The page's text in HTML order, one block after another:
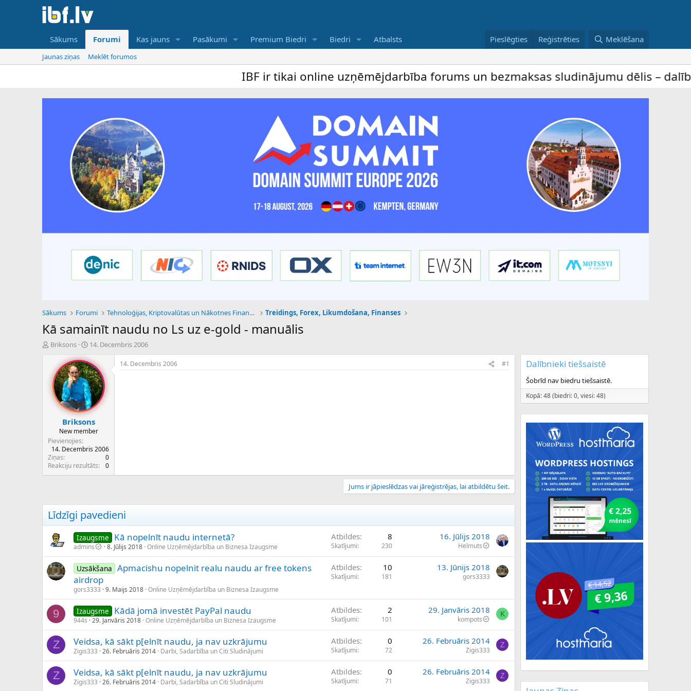
Sākums Forumi Kas jauns Pasākumi Premium Biedri Biedri Atbalsts Pieslēgties Reģistrēties Meklēšana
Jaunas ziņas Meklēt forumos
IBF ir tikai online uzņēmējdarbība forums un bezmaksas sludinājumu dēlis – dalība ir
Sākums Forumi Tehnoloģijas, Kriptovalūtas un Nākotnes Finanses Treidings, Forex, Likumdošana, Finanses
Kā samainīt naudu no Ls uz e-gold - manuālis
P
e
d
e
z
s
ā
c
ē
Briksons
S
k
u
m
a
d
a
u
m
s
14. Decembris 2006
Briksons
New member
Pievienojies
14. Decembris 2006
Ziņas
0
Reakciju rezultāts
0
14. Decembris 2006 #1
Jums ir jāpieslēdzas vai jāreģistrējas, lai atbildētu šeit.
Līdzīgi pavedieni
Izaugsme Kā nopelnīt naudu internetā?
admins 8. Jūlijs 2018 Online Uzņēmējdarbība un Biznesa Izaugsme
Atbildes 8
Skatījumi 230
16. Jūlijs 2018
Helmuts
Uzsākšana Apmacishu nopelnit realu naudu ar free tokens
airdrop
gors3333 9. Maijs 2018 Online Uzņēmējdarbība un Biznesa Izaugsme
Atbildes 10
Skatījumi 181
13. Jūnijs 2018
gors3333
9 Izaugsme Kādā jomā investēt PayPal naudu
944s 29. Janvāris 2018 Online Uzņēmējdarbība un Biznesa Izaugsme
Atbildes 2
Skatījumi 101
29. Janvāris 2018
kompots
K
Z Veidsa, kā sākt p[elnīt naudu, ja nav uzkrājumu
Zigis333 26. Februāris 2014 Darbi, Sadarbība un Citi Sludinājumi
Atbildes 0
Skatījumi 72
26. Februāris 2014
Zigis333
Z
Z Veidsa, kā sākt p[elnīt naudu, ja nav uzkrājumu
Zigis333 26. Februāris 2014 Darbi, Sadarbība un Citi Sludinājumi
Atbildes 0
Skatījumi 71
26. Februāris 2014
Zigis333
Z
Dalībnieki tiešsaistē
Šobrīd nav biedru tiešsaistē.
Kopā: 48 (biedri: 0, viesi: 48)